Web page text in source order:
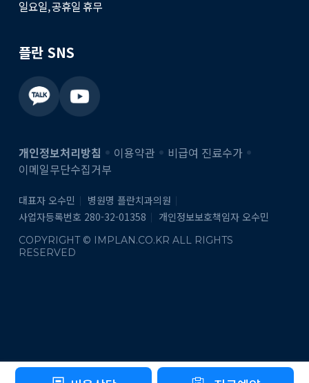
일요일, 공휴일 휴무
플란 SNS
개인정보처리방침 이용약관
비급여 진료수가
이메일무단수집거부
대표자 오수민
병원명 플란치과의원
사업자등록번호 280-32-01358
개인정보보호책임자 오수민
COPYRIGHT © IMPLAN.CO.KR ALL RIGHTS
RESERVED